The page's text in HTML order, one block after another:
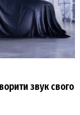
звук свого